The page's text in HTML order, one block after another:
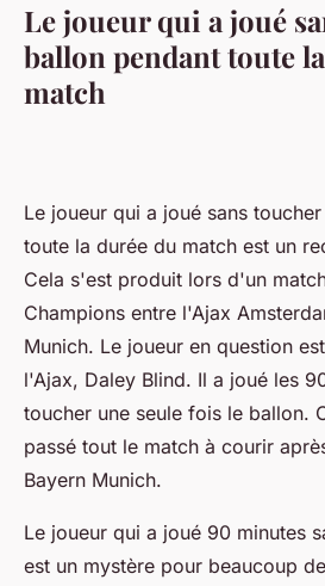
Le joueur qui a joué
ballon pendant toute
match
Le joueur qui a joué sans
toute la durée du match est un
Cela s'est produit lors d'un
Champions entre l'Ajax
Munich. Le joueur en question
l'Ajax, Daley Blind. Il a joué les
toucher une seule fois le ballon.
passé tout le match à courir
Bayern Munich.
Le joueur qui a joué 90 minutes
est un mystère pour beaucoup